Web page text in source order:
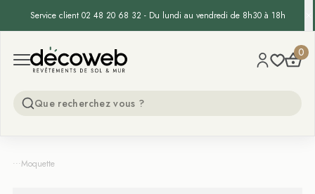
Service client 02 48 20 68 32 - Du lundi au vendredi de 8h30 à 18h
Open menu
Decoweb 0
...Moquette